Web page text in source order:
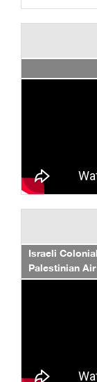
Israeli
Palestinian Air